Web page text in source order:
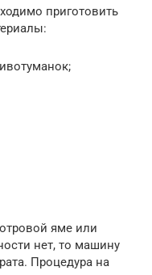
приготовить
яме или
нет, то машину
Процедура на